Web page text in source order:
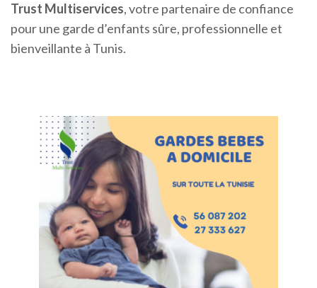
Trust Multiservices, votre partenaire de confiance
pour une garde d’enfants sûre, professionnelle et
bienveillante à Tunis.